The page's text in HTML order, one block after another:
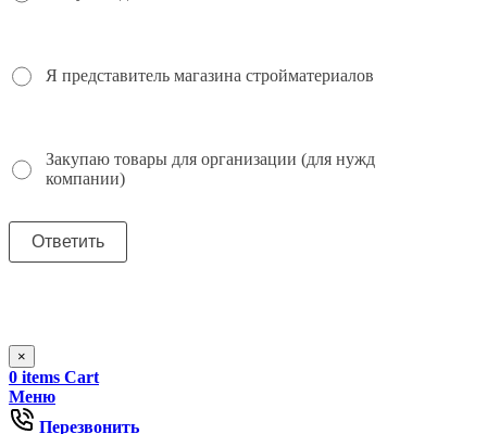
Я представитель магазина стройматериалов
Закупаю товары для организации (для нужд
компании)
×
0 items Cart
Меню
Перезвонить